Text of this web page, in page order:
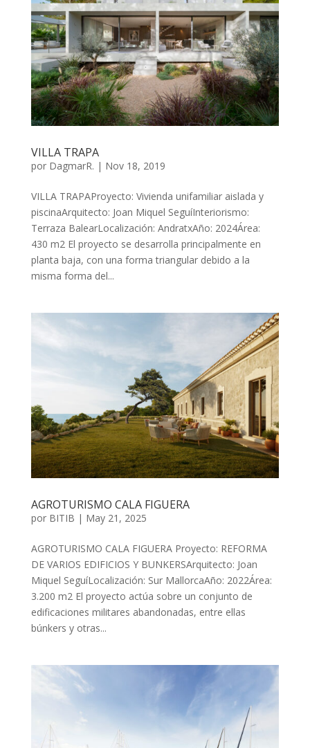
VILLA TRAPA
por DagmarR. | Nov 18, 2019
VILLA TRAPAProyecto: Vivienda unifamiliar aislada y
piscinaArquitecto: Joan Miquel SeguíInteriorismo:
Terraza BalearLocalización: AndratxAño: 2024Área:
430 m2 El proyecto se desarrolla principalmente en
planta baja, con una forma triangular debido a la
misma forma del...
AGROTURISMO CALA FIGUERA
por BITIB | May 21, 2025
AGROTURISMO CALA FIGUERA Proyecto: REFORMA
DE VARIOS EDIFICIOS Y BUNKERSArquitecto: Joan
Miquel SeguíLocalización: Sur MallorcaAño: 2022Área:
3.200 m2 El proyecto actúa sobre un conjunto de
edificaciones militares abandonadas, entre ellas
búnkers y otras...